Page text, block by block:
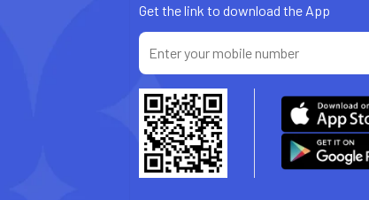
Get the link to download the App